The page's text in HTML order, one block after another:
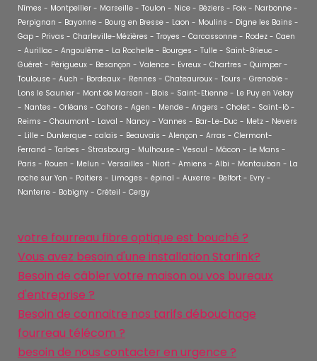
Nîmes - Montpellier - Marseille - Toulon - Nice - Béziers - Foix - Narbonne -
Perpignan - Bayonne - Bourg en Bresse - Laon - Moulins - Digne les Bains -
Gap - Privas - Charleville-Mézières - Troyes - Carcassonne - Rodez - Caen
- Aurillac - Angoulême - La Rochelle - Bourges - Tulle - Saint-Brieuc -
Guéret - Périgueux - Besançon - Valence - Evreux - Chartres - Quimper -
Toulouse - Auch - Bordeaux - Rennes - Chateauroux - Tours - Grenoble -
Lons le Saunier - Mont de Marsan - Blois - Saint-Etienne - Le Puy en Velay
- Nantes - Orléans - Cahors - Agen - Mende - Angers - Cholet - Saint-lô -
Reims - Chaumont - Laval - Nancy - Vannes - Bar-Le-Duc - Metz - Nevers
- Lille - Dunkerque - calais - Beauvais - Alençon - Arras - Clermont-
Ferrand - Tarbes - Strasbourg - Mulhouse - Vesoul - Mâcon - Le Mans -
Paris - Rouen - Melun - Versailles - Niort - Amiens - Albi - Montauban - La
roche sur Yon - Poitiers - Limoges - épinal - Auxerre - Belfort - Evry -
Nanterre - Bobigny - Créteil - Cergy
votre fourreau fibre optique est bouché ?
Vous avez besoin d'une installation Starlink?
Besoin de câbler votre maison ou vos bureaux
d'entreprise ?
Besoin de connaitre nos tarifs débouchage
fourreau télécom ?
besoin de nous contacter en urgence ?